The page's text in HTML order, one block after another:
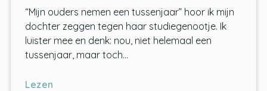
“Mijn ouders nemen een tussenjaar” hoor ik mijn
dochter zeggen tegen haar studiegenootje. Ik
luister mee en denk: nou, niet helemaal een
tussenjaar, maar toch…
Lezen